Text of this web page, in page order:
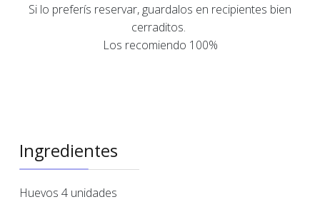
Si lo preferís reservar, guardalos en recipientes bien
cerraditos.
Los recomiendo 100%
Ingredientes
Huevos 4 unidades